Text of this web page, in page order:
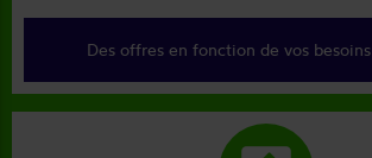
Des offres en fonction de vos besoins